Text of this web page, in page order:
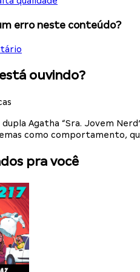
erro neste conteúdo?
ouvindo?
Agatha “Sra. Jovem
como comportamento,
pra você